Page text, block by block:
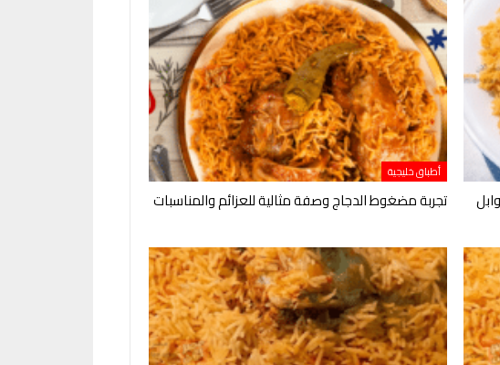
أطباق خليجية
تجربة مضغوط الدجاج وصفة مثالية للعزائم والمناسبات